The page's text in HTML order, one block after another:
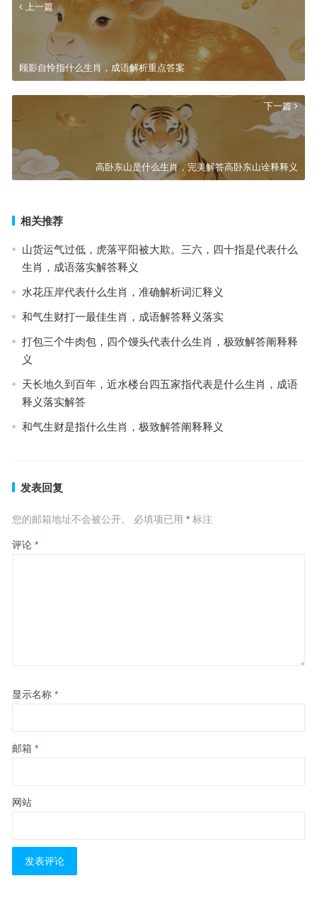
上一篇
顾影自怜指什么生肖，成语解析重点答案
下一篇
高卧东山是什么生肖，完美解答高卧东山诠释释义
相关推荐
山货运气过低，虎落平阳被大欺。三六，四十指是代表什么
生肖，成语落实解答释义
水花压岸代表什么生肖，准确解析词汇释义
和气生财打一最佳生肖，成语解答释义落实
打包三个牛肉包，四个馒头代表什么生肖，极致解答阐释释
义
天长地久到百年，近水楼台四五家指代表是什么生肖，成语
释义落实解答
和气生财是指什么生肖，极致解答阐释释义
发表回复
您的邮箱地址不会被公开。 必填项已用 *标注
评论 *
显示名称 *
邮箱 *
网站